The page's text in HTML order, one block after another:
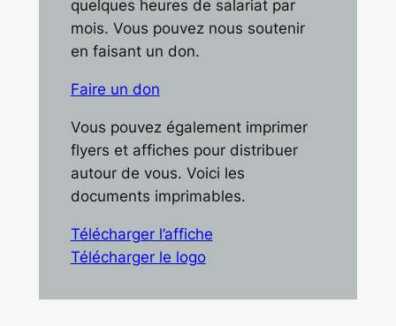
quelques heures de salariat par
mois. Vous pouvez nous soutenir
en faisant un don.
Faire un don
Vous pouvez également imprimer
flyers et affiches pour distribuer
autour de vous. Voici les
documents imprimables.
Télécharger l’affiche
Télécharger le logo